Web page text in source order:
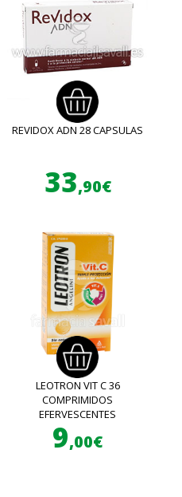
REVIDOX ADN 28 CAPSULAS
33,90€
LEOTRON VIT C 36
COMPRIMIDOS
EFERVESCENTES
9,00€